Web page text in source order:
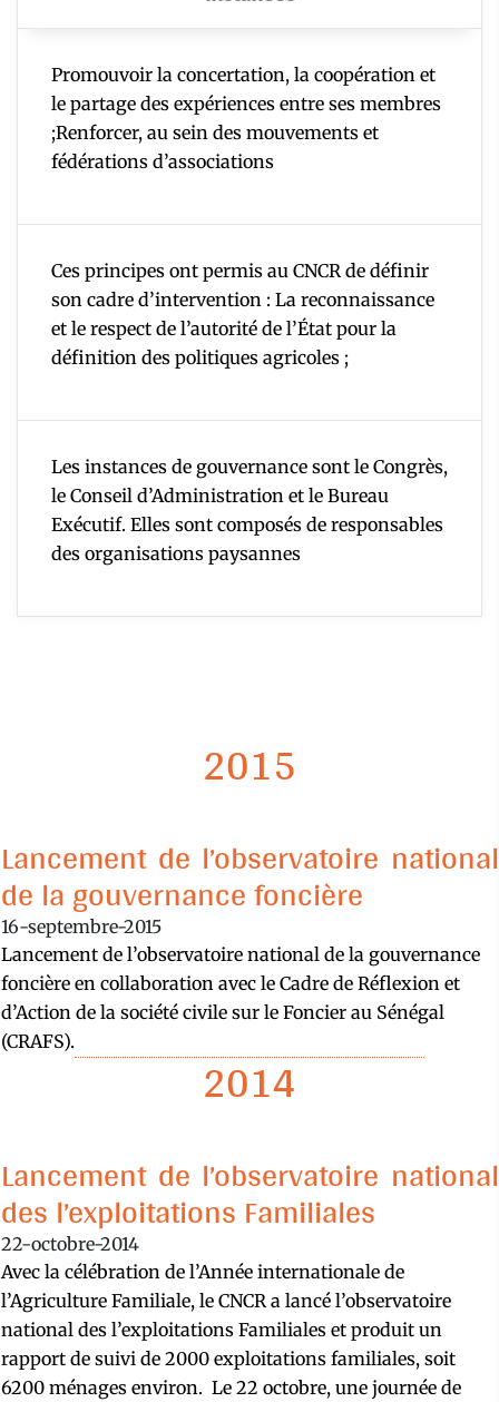
Promouvoir la concertation, la coopération et
le partage des expériences entre ses membres
;Renforcer, au sein des mouvements et
fédérations d’associations
Ces principes ont permis au CNCR de définir
son cadre d’intervention : La reconnaissance
et le respect de l’autorité de l’État pour la
définition des politiques agricoles ;
Les instances de gouvernance sont le Congrès,
le Conseil d’Administration et le Bureau
Exécutif. Elles sont composés de responsables
des organisations paysannes
2015
Lancement de l’observatoire national
de la gouvernance foncière
16-septembre-2015
Lancement de l’observatoire national de la gouvernance
foncière en collaboration avec le Cadre de Réflexion et
d’Action de la société civile sur le Foncier au Sénégal
(CRAFS).
2014
Lancement de l’observatoire national
des l’exploitations Familiales
22-octobre-2014
Avec la célébration de l’Année internationale de
l’Agriculture Familiale, le CNCR a lancé l’observatoire
national des l’exploitations Familiales et produit un
rapport de suivi de 2000 exploitations familiales, soit
6200 ménages environ. Le 22 octobre, une journée de